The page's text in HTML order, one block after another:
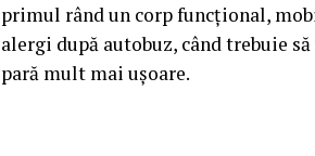
primul rând un corp funcțional,
alergi după autobuz, când trebuie
pară mult mai ușoare.